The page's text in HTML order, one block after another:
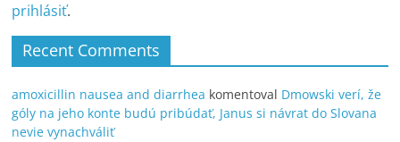
prihlásiť.
Recent Comments
amoxicillin nausea and diarrhea komentoval Dmowski verí, že
góly na jeho konte budú pribúdať, Janus si návrat do Slovana
nevie vynachváliť